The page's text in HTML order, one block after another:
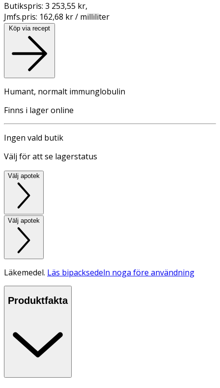
Butikspris: 3 253,55 kr,
Jmfs.pris: 162,68 kr / milliliter
Köp via recept
Humant, normalt immunglobulin
Finns i lager online
Ingen vald butik
Välj för att se lagerstatus
Välj apotek
Välj apotek
Läkemedel. Läs bipacksedeln noga före användning
Produktfakta